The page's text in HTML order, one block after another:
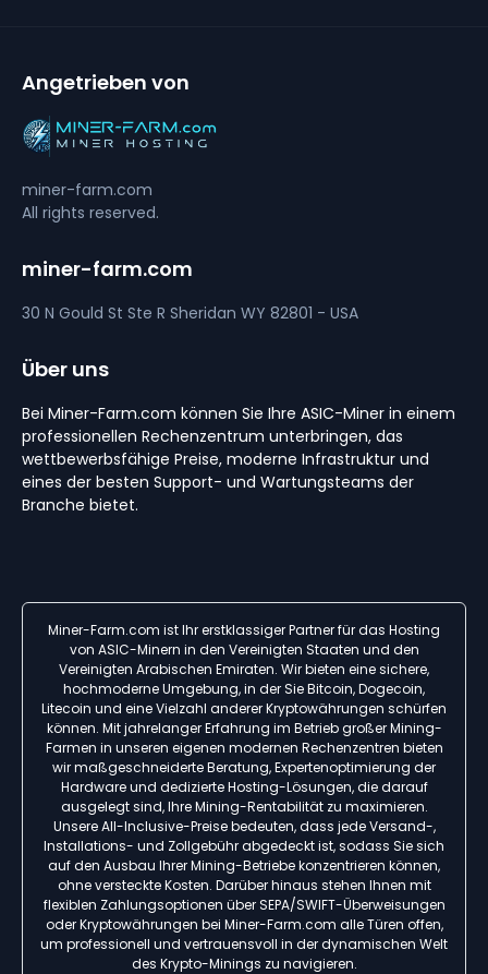
Angetrieben von
miner-farm.com
All rights reserved.
miner-farm.com
30 N Gould St Ste R Sheridan WY 82801 - USA
Über uns
Bei Miner-Farm.com können Sie Ihre ASIC-Miner in einem
professionellen Rechenzentrum unterbringen, das
wettbewerbsfähige Preise, moderne Infrastruktur und
eines der besten Support- und Wartungsteams der
Branche bietet.
Miner-Farm.com ist Ihr erstklassiger Partner für das Hosting
von ASIC-Minern in den Vereinigten Staaten und den
Vereinigten Arabischen Emiraten. Wir bieten eine sichere,
hochmoderne Umgebung, in der Sie Bitcoin, Dogecoin,
Litecoin und eine Vielzahl anderer Kryptowährungen schürfen
können. Mit jahrelanger Erfahrung im Betrieb großer Mining-
Farmen in unseren eigenen modernen Rechenzentren bieten
wir maßgeschneiderte Beratung, Expertenoptimierung der
Hardware und dedizierte Hosting-Lösungen, die darauf
ausgelegt sind, Ihre Mining-Rentabilität zu maximieren.
Unsere All-Inclusive-Preise bedeuten, dass jede Versand-,
Installations- und Zollgebühr abgedeckt ist, sodass Sie sich
auf den Ausbau Ihrer Mining-Betriebe konzentrieren können,
ohne versteckte Kosten. Darüber hinaus stehen Ihnen mit
flexiblen Zahlungsoptionen über SEPA/SWIFT-Überweisungen
oder Kryptowährungen bei Miner-Farm.com alle Türen offen,
um professionell und vertrauensvoll in der dynamischen Welt
des Krypto-Minings zu navigieren.